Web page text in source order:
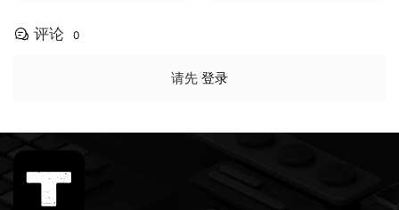
评论 0
请先 登录